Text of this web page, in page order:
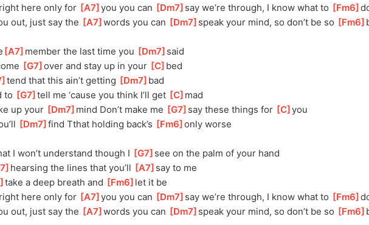
here only for A7 ]
you you can Dm7 ]say we’re through, I know what to Fm6 ]
out, just say the A7 ]
words you can Dm7 ]speak your mind, so don’t be so Fm6 ]
A7 ]member the last time you Dm7 ]said
G7 ]
over and stay up in your C ]bed
]
tend that this ain’t getting Dm7 ]bad
to
G7 ]
tell me ‘cause you think I’ll get C ]mad
up your Dm7 ]mind Don’t make me G7 ]say these things for C ]
you
Dm7 ]
find Tthat holding back’s Fm6 ]
only worse
I won’t understand though I G7 ]see on the palm of your hand
]hearsing the lines that you’ll A7 ]say to me
]
take a deep breath and Fm6 ]let it be
here only for A7 ]
you you can Dm7 ]say we’re through, I know what to Fm6 ]
out, just say the A7 ]
words you can Dm7 ]speak your mind, so don’t be so Fm6 ]